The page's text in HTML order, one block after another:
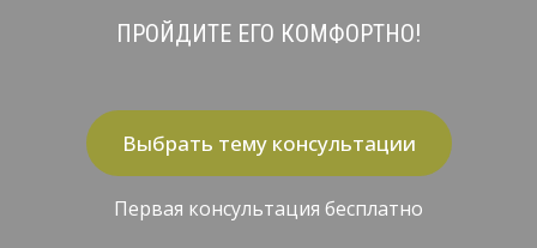
ПРОЙДИТЕ ЕГО КОМФОРТНО!
Выбрать тему консультации
Первая консультация бесплатно